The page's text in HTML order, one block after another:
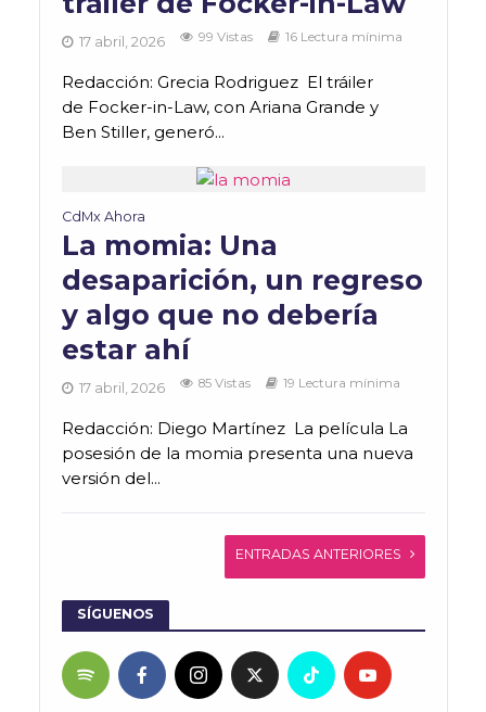
17 abril, 2026 99 Vistas 16 Lectura mínima
Redacción: Grecia Rodriguez El tráiler
de Focker-in-Law, con Ariana Grande y
Ben Stiller, generó...
CdMx Ahora
La momia: Una
desaparición, un regreso
y algo que no debería
estar ahí
17 abril, 2026 85 Vistas 19 Lectura mínima
Redacción: Diego Martínez La película La
posesión de la momia presenta una nueva
versión del...
ENTRADAS ANTERIORES
SÍGUENOS